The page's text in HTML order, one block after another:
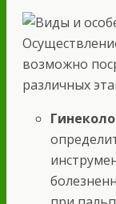
возможно
различных